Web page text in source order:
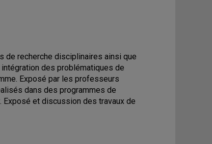
de recherche disciplinaires ainsi que
des problématiques de
Exposé par les professeurs
dans des programmes de
et discussion des travaux de